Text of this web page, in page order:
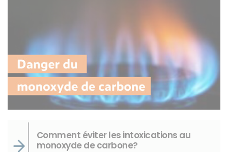
Comment éviter les intoxications au
monoxyde de carbone?